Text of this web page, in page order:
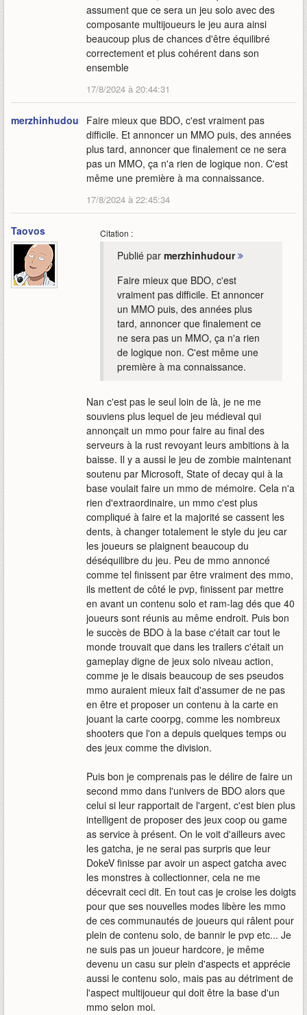
assument que ce sera un jeu solo avec des
composante multijoueurs le jeu aura ainsi
beaucoup plus de chances d'être équilibré
correctement et plus cohérent dans son
ensemble
17/8/2024 à 20:44:31
merzhinhudour Faire mieux que BDO, c'est vraiment pas
difficile. Et annoncer un MMO puis, des années
plus tard, annoncer que finalement ce ne sera
pas un MMO, ça n'a rien de logique non. C'est
même une première à ma connaissance.
17/8/2024 à 22:45:34
Taovos Citation :
Publié par merzhinhudour
Faire mieux que BDO, c'est
vraiment pas difficile. Et annoncer
un MMO puis, des années plus
tard, annoncer que finalement ce
ne sera pas un MMO, ça n'a rien
de logique non. C'est même une
première à ma connaissance.
Nan c'est pas le seul loin de là, je ne me
souviens plus lequel de jeu médieval qui
annonçait un mmo pour faire au final des
serveurs à la rust revoyant leurs ambitions à la
baisse. Il y a aussi le jeu de zombie maintenant
soutenu par Microsoft, State of decay qui à la
base voulait faire un mmo de mémoire. Cela n'a
rien d'extraordinaire, un mmo c'est plus
compliqué à faire et la majorité se cassent les
dents, à changer totalement le style du jeu car
les joueurs se plaignent beaucoup du
déséquilibre du jeu. Peu de mmo annoncé
comme tel finissent par être vraiment des mmo,
ils mettent de côté le pvp, finissent par mettre
en avant un contenu solo et ram-lag dés que 40
joueurs sont réunis au même endroit. Puis bon
le succès de BDO à la base c'était car tout le
monde trouvait que dans les trailers c'était un
gameplay digne de jeux solo niveau action,
comme je le disais beaucoup de ses pseudos
mmo auraient mieux fait d'assumer de ne pas
en être et proposer un contenu à la carte en
jouant la carte coorpg, comme les nombreux
shooters que l'on a depuis quelques temps ou
des jeux comme the division.
Puis bon je comprenais pas le délire de faire un
second mmo dans l'univers de BDO alors que
celui si leur rapportait de l'argent, c'est bien plus
intelligent de proposer des jeux coop ou game
as service à présent. On le voit d'ailleurs avec
les gatcha, je ne serai pas surpris que leur
DokeV finisse par avoir un aspect gatcha avec
les monstres à collectionner, cela ne me
décevrait ceci dit. En tout cas je croise les doigts
pour que ses nouvelles modes libère les mmo
de ces communautés de joueurs qui râlent pour
plein de contenu solo, de bannir le pvp etc... Je
ne suis pas un joueur hardcore, je même
devenu un casu sur plein d'aspects et apprécie
aussi le contenu solo, mais pas au détriment de
l'aspect multijoueur qui doit être la base d'un
mmo selon moi.